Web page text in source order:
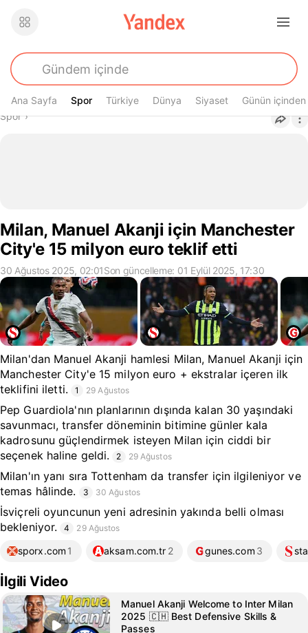
Ana Sayfa Spor
Spor Türkiye Dünya Siyaset Günün içinden
Buradasın
Spor›
Milan, Manuel Akanji için Manchester
City'e 15 milyon euro teklif etti
30 Ağustos 2025, 02:01Son güncelleme: 01 Eylül 2025, 17:30
Milan'dan Manuel Akanji hamlesi Milan, Manuel Akanji için
Manchester City'e 15 milyon euro + ekstralar içeren ilk
teklifini iletti.
1 29 Ağustos
Pep Guardiola'nın planlarının dışında kalan 30 yaşındaki
savunmacı, transfer döneminin bitimine günler kala
kadrosunu güçlendirmek isteyen Milan için ciddi bir
seçenek haline geldi.
2 29 Ağustos
Milan'ın yanı sıra Tottenham da transfer için ilgileniyor ve
temas hâlinde.
3 30 Ağustos
İsviçreli oyuncunun yeni adresinin yakında belli olması
bekleniyor.
4 29 Ağustos
sporx.com 1 aksam.com.tr 2 gunes.com 3
İlgili Video
Manuel Akanji Welcome to Inter Milan
2025 🇨🇭 Best Defensive Skills &
Passes